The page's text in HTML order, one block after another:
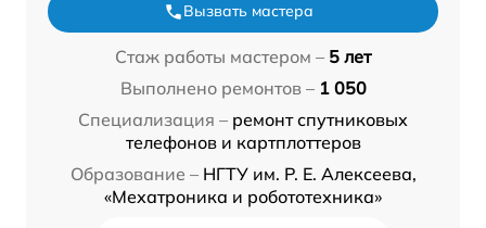
Вызвать мастера
Стаж работы мастером – 5 лет
Выполнено ремонтов – 1 050
Специализация – ремонт спутниковых
телефонов и картплоттеров
Образование – НГТУ им. Р. Е. Алексеева,
«Мехатроника и робототехника»